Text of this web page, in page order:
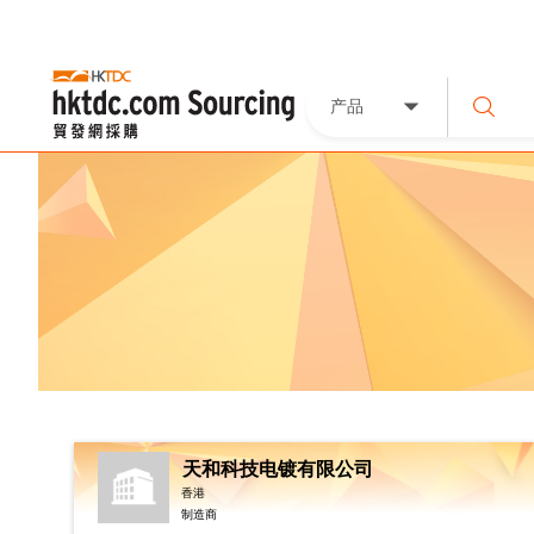
产品
天和科技电镀有限公司
香港
制造商